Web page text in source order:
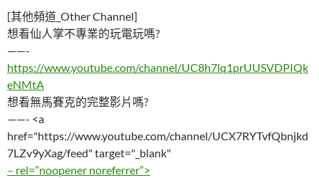
[其他頻道_Other Channel]
想看仙人掌不專業的玩電玩嗎?
——-
https://www.youtube.com/channel/UC8h7lq1prUUSVDPIQk
eNMtA
想看無馬賽克的完整影片嗎?
——- <a
href="https://www.youtube.com/channel/UCX7RYTvfQbnjkd
7LZv9yXag/feed" target="_blank"
– rel=”noopener noreferrer”>